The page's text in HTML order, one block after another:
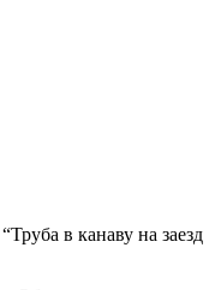
в канаву на заезд